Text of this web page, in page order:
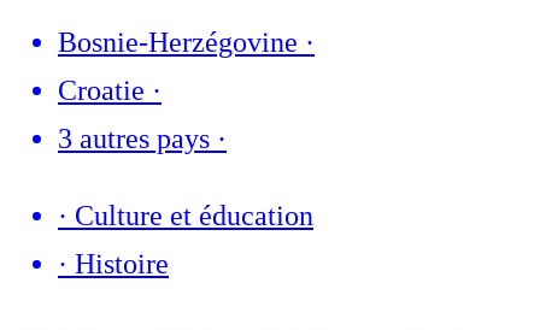
Bosnie-Herzégovine ·
Croatie ·
3 autres pays ·
· Culture et éducation
· Histoire